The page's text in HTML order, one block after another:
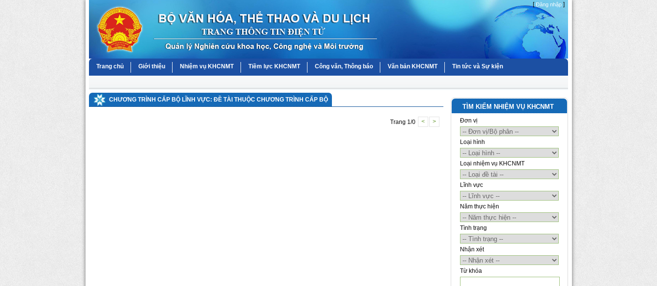
[Đăng nhập ]
Trang chủ Giới thiệu Nhiệm vụ KHCNMT Tiềm lực KHCNMT Công văn, Thông báo Văn bản KHCNMT Tin tức và Sự kiện
CHƯƠNG TRÌNH CẤP BỘ LĨNH VỰC: ĐỀ TÀI THUỘC CHƯƠNG TRÌNH CẤP BỘ
Trang 1/0 < >
TÌM KIẾM NHIỆM VỤ KHCNMT
Đơn vị
Loại hình
Loại nhiệm vụ KHCNMT
Lĩnh vực
Năm thực hiện
Tình trạng
Nhận xét
Từ khóa